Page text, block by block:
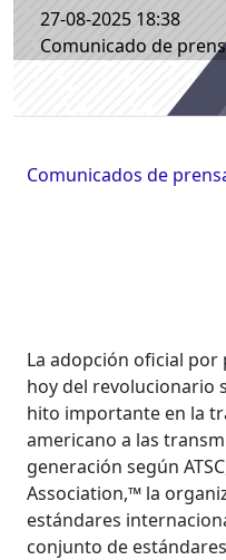
27-08-2025 18:38
Comunicado de
Comunicados de
La adopción oficial por
hoy del revolucionario
hito importante en la
americano a las
generación según
Association,™ la
estándares
conjunto de